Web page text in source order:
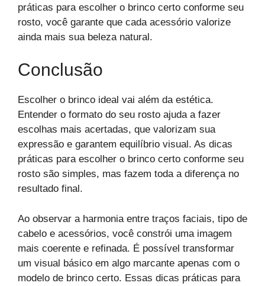
práticas para escolher o brinco certo conforme seu
rosto, você garante que cada acessório valorize
ainda mais sua beleza natural.
Conclusão
Escolher o brinco ideal vai além da estética.
Entender o formato do seu rosto ajuda a fazer
escolhas mais acertadas, que valorizam sua
expressão e garantem equilíbrio visual. As dicas
práticas para escolher o brinco certo conforme seu
rosto são simples, mas fazem toda a diferença no
resultado final.
Ao observar a harmonia entre traços faciais, tipo de
cabelo e acessórios, você constrói uma imagem
mais coerente e refinada. É possível transformar
um visual básico em algo marcante apenas com o
modelo de brinco certo. Essas dicas práticas para